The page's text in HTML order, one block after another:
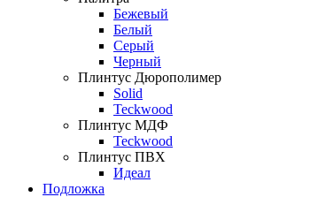
Бежевый
Белый
Серый
Черный
Плинтус Дюрополимер
Solid
Teckwood
Плинтус МДФ
Teckwood
Плинтус ПВХ
Идеал
Подложка